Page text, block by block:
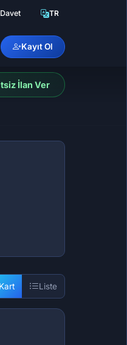
Davet TR
Kayıt Ol
İlan Ver
Kart Liste